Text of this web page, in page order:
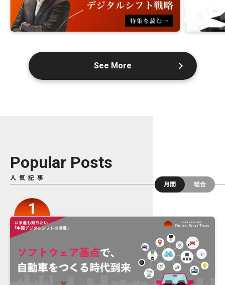
See More
Popular Posts
人気記事
月間
総合